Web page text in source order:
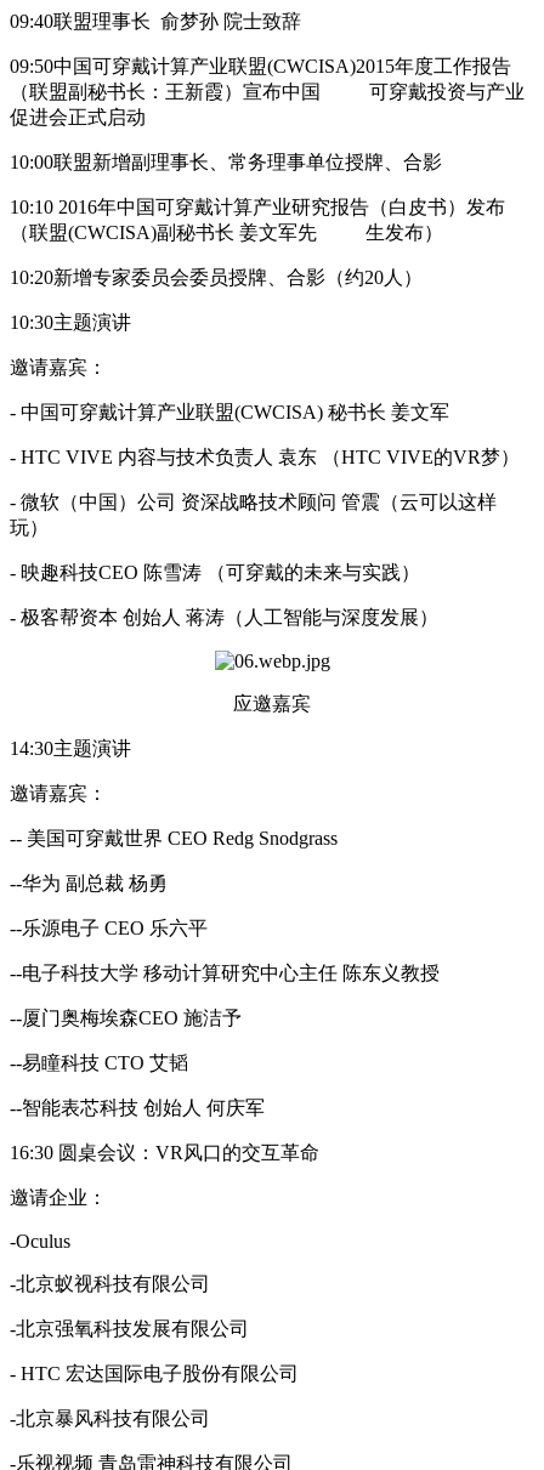
09:40联盟理事长 俞梦孙 院士致辞
09:50中国可穿戴计算产业联盟(CWCISA)2015年度工作报告
（联盟副秘书长：王新霞）宣布中国 可穿戴投资与产业
促进会正式启动
10:00联盟新增副理事长、常务理事单位授牌、合影
10:10 2016年中国可穿戴计算产业研究报告（白皮书）发布
（联盟(CWCISA)副秘书长 姜文军先 生发布）
10:20新增专家委员会委员授牌、合影（约20人）
10:30主题演讲
邀请嘉宾：
- 中国可穿戴计算产业联盟(CWCISA) 秘书长 姜文军
- HTC VIVE 内容与技术负责人 袁东 （HTC VIVE的VR梦）
- 微软（中国）公司 资深战略技术顾问 管震（云可以这样
玩）
- 映趣科技CEO 陈雪涛 （可穿戴的未来与实践）
- 极客帮资本 创始人 蒋涛（人工智能与深度发展）
应邀嘉宾
14:30主题演讲
邀请嘉宾：
-- 美国可穿戴世界 CEO Redg Snodgrass
--华为 副总裁 杨勇
--乐源电子 CEO 乐六平
--电子科技大学 移动计算研究中心主任 陈东义教授
--厦门奥梅埃森CEO 施洁予
--易瞳科技 CTO 艾韬
--智能表芯科技 创始人 何庆军
16:30 圆桌会议：VR风口的交互革命
邀请企业：
-Oculus
-北京蚁视科技有限公司
-北京强氧科技发展有限公司
- HTC 宏达国际电子股份有限公司
-北京暴风科技有限公司
-乐视视频 青岛雷神科技有限公司